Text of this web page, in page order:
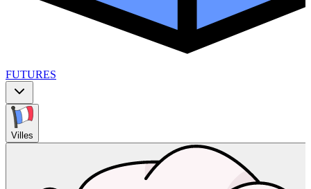
FUTURES
Villes